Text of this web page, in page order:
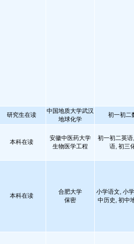
研究生在读
中国地质大学武汉
地球化学
初一初二
本科在读
安徽中医药大学
生物医学工程
初一初二英
语, 初三
本科在读
合肥大学
保密
小学语文, 小
中历史, 初中